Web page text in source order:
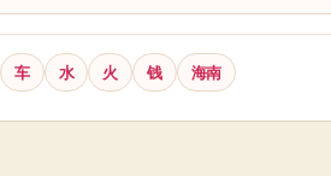
车 水 火 钱 海南